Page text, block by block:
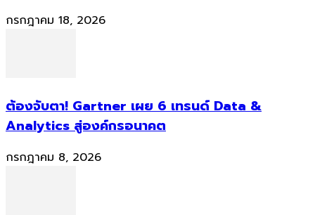
กรกฎาคม 18, 2026
ต้องจับตา! Gartner เผย 6 เทรนด์ Data &
Analytics สู่องค์กรอนาคต
กรกฎาคม 8, 2026